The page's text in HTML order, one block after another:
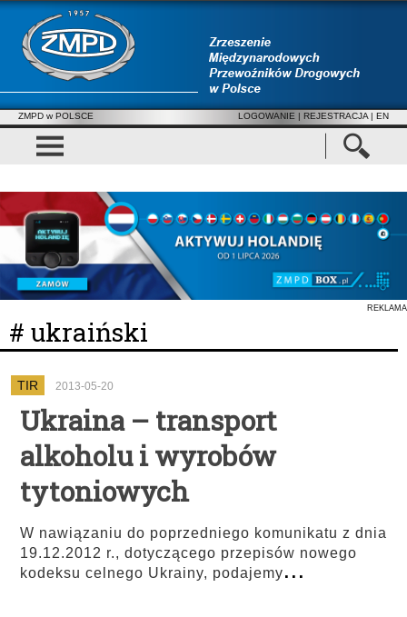
ZMPD w POLSCE LOGOWANIE | REJESTRACJA | EN
REKLAMA
# ukraiński
TIR 2013-05-20
Ukraina – transport
alkoholu i wyrobów
tytoniowych
W nawiązaniu do poprzedniego komunikatu z dnia
19.12.2012 r., dotyczącego przepisów nowego
kodeksu celnego Ukrainy, podajemy...